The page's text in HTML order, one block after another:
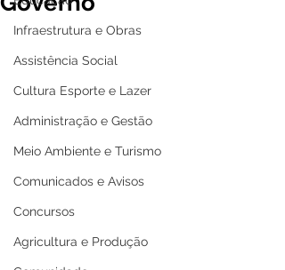
Infraestrutura e Obras
Assistência Social
Cultura Esporte e Lazer
Administração e Gestão
Meio Ambiente e Turismo
Comunicados e Avisos
Concursos
Agricultura e Produção